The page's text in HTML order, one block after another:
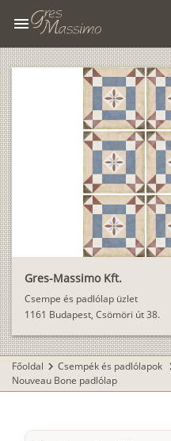
menu
Gres-Massimo Kft.
Csempe és padlólap üzlet
1161 Budapest, Csömöri út 38.
Főoldal chevron_right Csempék és padlólapok
Nouveau Bone padlólap